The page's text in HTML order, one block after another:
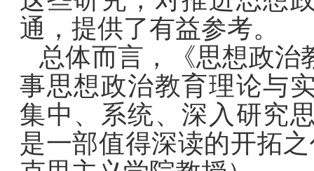
通，提供了有益参考。
总体而言，《思想政治
事思想政治教育理论与
集中、系统、深入研究
是一部值得深读的开拓